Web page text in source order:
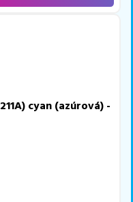
cyan (azúrová) -